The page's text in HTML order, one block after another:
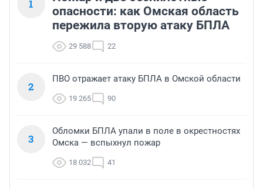
1
опасности: как Омская область
пережила вторую атаку БПЛА
29 588 22
2
ПВО отражает атаку БПЛА в Омской области
19 265 90
3
Обломки БПЛА упали в поле в окрестностях
Омска — вспыхнул пожар
18 032 41